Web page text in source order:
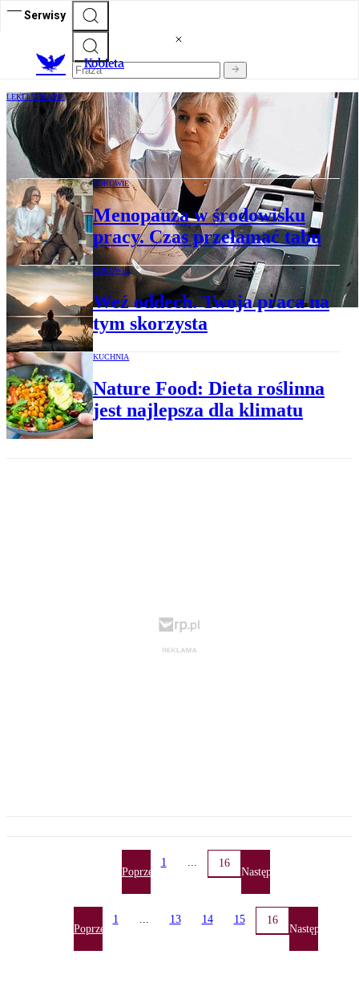
Serwisy
Kobieta
LEKI I TERAPIE
Ogromna zmiana w diagnostyce i leczeniu
raka piersi
ZDROWIE
Menopauza w środowisku
pracy. Czas przełamać tabu
ZDROWIE
Weź oddech. Twoja praca na
tym skorzysta
KUCHNIA
Nature Food: Dieta roślinna
jest najlepsza dla klimatu
Poprzednia
1 ... 16
Następna
Poprzednia
1 ... 13 14 15 16
Następna